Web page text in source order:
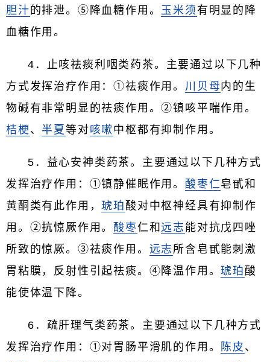
胆汁 的排泄。⑤降血糖作用。 玉米须 有明显的降
血糖作用。
4．止咳祛痰利咽类药茶。主要通过以下几种
方式发挥治疗作用：①祛痰作用。 川贝母内的生
物碱有非常明显的祛痰作用。②镇咳平喘作用。
桔梗 、 半夏等对咳嗽中枢都有抑制作用。
5．益心安神类药茶。主要通过以下几种方式
发挥治疗作用：①镇静催眠作用。 酸枣仁皂甙和
黄酮类有此作用，琥珀 酸对中枢神经具有抑制作
用。②抗惊厥作用。 酸枣仁和远志 能对抗戊四唑
所致的惊厥。③祛痰作用。 远志 所含皂甙能刺激
胃粘膜，反射性引起祛痰。④降温作用。琥珀 酸
能使体温下降。
6．疏肝理气类药茶。主要通过以下几种方式
发挥治疗作用：①对胃肠平滑肌的作用。
陈皮 、